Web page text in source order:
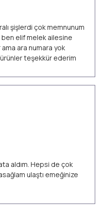
şişlerdi çok memnunum
ben elif melek ailesine
ara numara yok
teşekkür ederim
aldım. Hepsi de çok
ulaştı emeğinize